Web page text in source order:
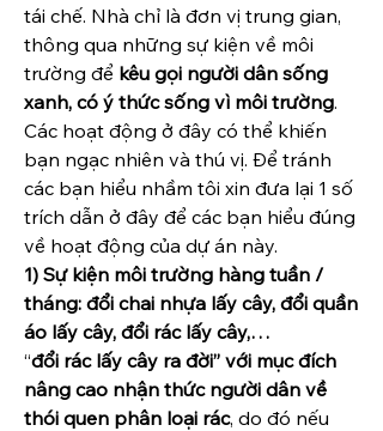
tái chế. Nhà chỉ là đơn vị trung gian,
thông qua những sự kiện về môi
trường để kêu gọi người dân sống
xanh, có ý thức sống vì môi trường.
Các hoạt động ở đây có thể khiến
bạn ngạc nhiên và thú vị. Để tránh
các bạn hiểu nhầm tôi xin đưa lại 1 số
trích dẫn ở đây để các bạn hiểu đúng
về hoạt động của dự án này.
1) Sự kiện môi trường hàng tuần /
tháng: đổi chai nhựa lấy cây, đổi quần
áo lấy cây, đổi rác lấy cây,…
“đổi rác lấy cây ra đời” với mục đích
nâng cao nhận thức người dân về
thói quen phân loại rác, do đó nếu